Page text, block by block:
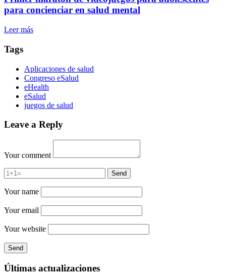
para concienciar en salud mental
Leer más
Tags
Aplicaciones de salud
Congreso eSalud
eHealth
eSalud
juegos de salud
Leave a Reply
Your comment
Your name
Your email
Your website
Últimas actualizaciones